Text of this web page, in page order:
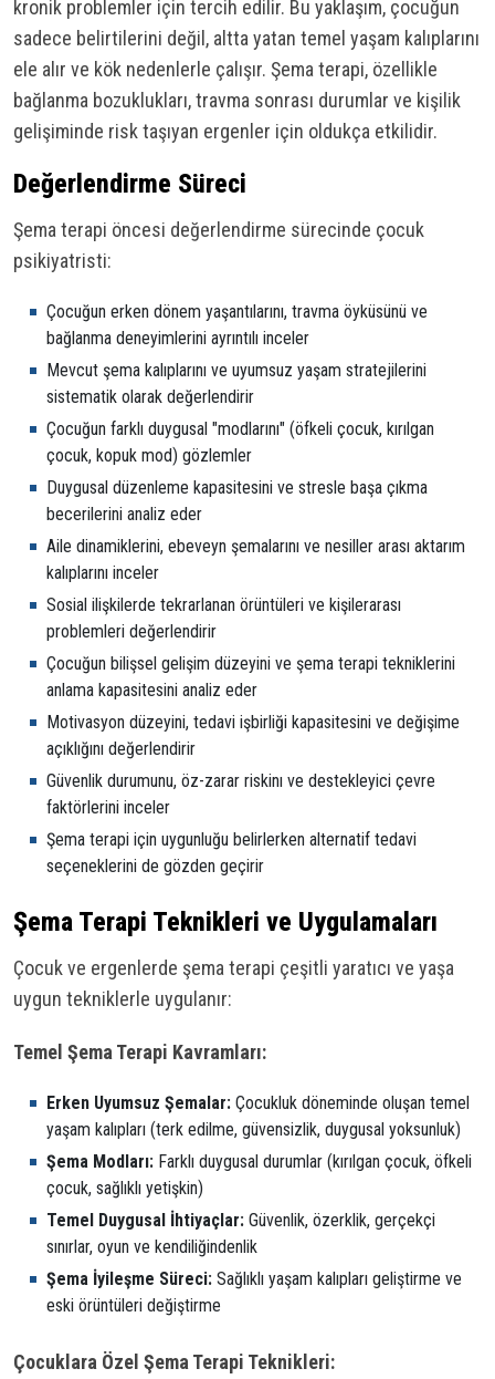
kronik problemler için tercih edilir. Bu yaklaşım, çocuğun
sadece belirtilerini değil, altta yatan temel yaşam kalıplarını
ele alır ve kök nedenlerle çalışır. Şema terapi, özellikle
bağlanma bozuklukları, travma sonrası durumlar ve kişilik
gelişiminde risk taşıyan ergenler için oldukça etkilidir.
Değerlendirme Süreci
Şema terapi öncesi değerlendirme sürecinde çocuk
psikiyatristi:
Çocuğun erken dönem yaşantılarını, travma öyküsünü ve
bağlanma deneyimlerini ayrıntılı inceler
Mevcut şema kalıplarını ve uyumsuz yaşam stratejilerini
sistematik olarak değerlendirir
Çocuğun farklı duygusal "modlarını" (öfkeli çocuk, kırılgan
çocuk, kopuk mod) gözlemler
Duygusal düzenleme kapasitesini ve stresle başa çıkma
becerilerini analiz eder
Aile dinamiklerini, ebeveyn şemalarını ve nesiller arası aktarım
kalıplarını inceler
Sosial ilişkilerde tekrarlanan örüntüleri ve kişilerarası
problemleri değerlendirir
Çocuğun bilişsel gelişim düzeyini ve şema terapi tekniklerini
anlama kapasitesini analiz eder
Motivasyon düzeyini, tedavi işbirliği kapasitesini ve değişime
açıklığını değerlendirir
Güvenlik durumunu, öz-zarar riskinı ve destekleyici çevre
faktörlerini inceler
Şema terapi için uygunluğu belirlerken alternatif tedavi
seçeneklerini de gözden geçirir
Şema Terapi Teknikleri ve Uygulamaları
Çocuk ve ergenlerde şema terapi çeşitli yaratıcı ve yaşa
uygun tekniklerle uygulanır:
Temel Şema Terapi Kavramları:
Erken Uyumsuz Şemalar: Çocukluk döneminde oluşan temel
yaşam kalıpları (terk edilme, güvensizlik, duygusal yoksunluk)
Şema Modları: Farklı duygusal durumlar (kırılgan çocuk, öfkeli
çocuk, sağlıklı yetişkin)
Temel Duygusal İhtiyaçlar: Güvenlik, özerklik, gerçekçi
sınırlar, oyun ve kendiliğindenlik
Şema İyileşme Süreci: Sağlıklı yaşam kalıpları geliştirme ve
eski örüntüleri değiştirme
Çocuklara Özel Şema Terapi Teknikleri: